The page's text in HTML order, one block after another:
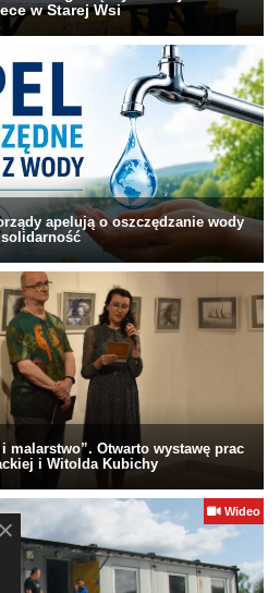
w Starej Wsi
apelują o oszczędzanie wody
malarstwo”. Otwarto wystawę prac
i Witolda Kubichy
Wideo